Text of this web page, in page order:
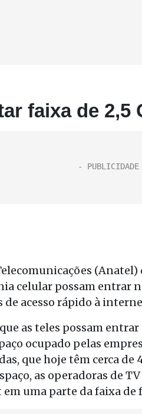
faixa de 2,5
celular possam entrar
de acesso rápido à
as teles possam
ocupado pelas
que hoje têm cerca de
as operadoras de
uma parte da faixa de